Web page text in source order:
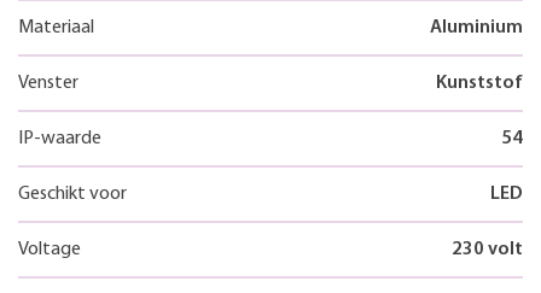
Materiaal Aluminium
Venster Kunststof
IP-waarde 54
Geschikt voor LED
Voltage 230 volt